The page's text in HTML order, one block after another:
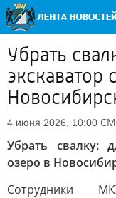
Убрать
экскаватор
4 июня 2026, 10:00
Убрать свалку:
озеро в
Сотрудники